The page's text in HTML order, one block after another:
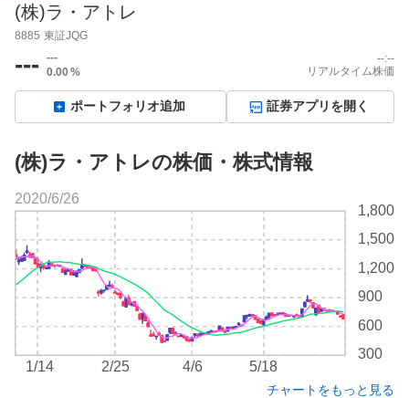
(株)ラ・アトレ
8885 東証JQG
--- ---
0.00%
--:--
リアルタイム株価
ポートフォリオ追加 証券アプリを開く
(株)ラ・アトレの株価・株式情報
300
600
900
1,200
1,500
1,800
1/14 2/25 4/6 5/18
2020/6/26
チャートをもっと見る